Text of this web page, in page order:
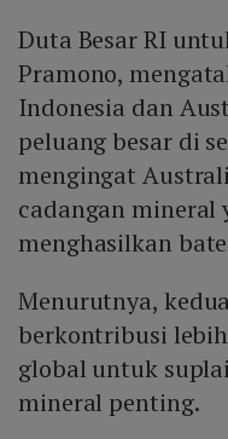
Duta Besar RI
Pramono,
Indonesia dan
peluang besar di
mengingat
cadangan
menghasilkan
Menurutnya,
berkontribusi
global untuk
mineral penting.